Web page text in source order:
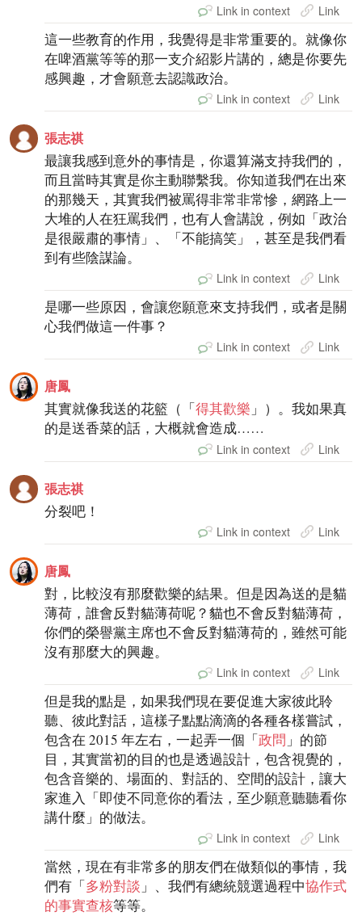
Link in context Link
這一些教育的作用，我覺得是非常重要的。就像你
在啤酒黨等等的那一支介紹影片講的，總是你要先
感興趣，才會願意去認識政治。
Link in context Link
張志祺
最讓我感到意外的事情是，你還算滿支持我們的，
而且當時其實是你主動聯繫我。你知道我們在出來
的那幾天，其實我們被罵得非常非常慘，網路上一
大堆的人在狂罵我們，也有人會講說，例如「政治
是很嚴肅的事情」、「不能搞笑」，甚至是我們看
到有些陰謀論。
Link in context Link
是哪一些原因，會讓您願意來支持我們，或者是關
心我們做這一件事？
Link in context Link
唐鳳
其實就像我送的花籃（「得其歡樂 」）。我如果真
的是送香菜的話，大概就會造成……
Link in context Link
張志祺
分裂吧！
Link in context Link
唐鳳
對，比較沒有那麼歡樂的結果。但是因為送的是貓
薄荷，誰會反對貓薄荷呢？貓也不會反對貓薄荷，
你們的榮譽黨主席也不會反對貓薄荷的，雖然可能
沒有那麼大的興趣。
Link in context Link
但是我的點是，如果我們現在要促進大家彼此聆
聽、彼此對話，這樣子點點滴滴的各種各樣嘗試，
包含在 2015 年左右，一起弄一個「政問 」的節
目，其實當初的目的也是透過設計，包含視覺的，
包含音樂的、場面的、對話的、空間的設計，讓大
家進入「即使不同意你的看法，至少願意聽聽看你
講什麼」的做法。
Link in context Link
當然，現在有非常多的朋友們在做類似的事情，我
們有「多粉對談 」、我們有總統競選過程中協作式
的事實查核等等。